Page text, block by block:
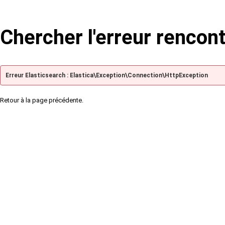
Chercher l'erreur
Erreur Elasticsearch : Elastica\Exception\Connection\HttpException
Retour à la page précédente.